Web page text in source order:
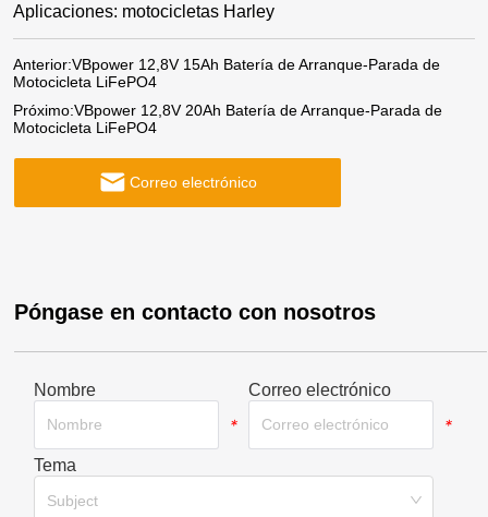
Aplicaciones: motocicletas Harley
Anterior:VBpower 12,8V 15Ah Batería de Arranque-Parada de
Motocicleta LiFePO4
Próximo:VBpower 12,8V 20Ah Batería de Arranque-Parada de
Motocicleta LiFePO4
Correo electrónico
Póngase en contacto con nosotros
Nombre
*
Correo electrónico
*
Tema
Subject